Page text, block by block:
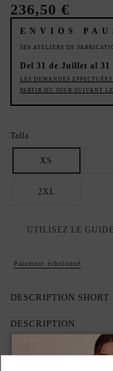
236,50 €
ENVIOS
SES ATELIERS DE
Del 31 de Juillet al
LES DEMANDES
PARTIR DU JOUR SUIVANT
Talla
XS
2XL
UTILISEZ LE
Paiement échelonné
DESCRIPTION SHORT
DESCRIPTION